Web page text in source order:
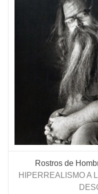
Rostros de
HIPERREALISMO A